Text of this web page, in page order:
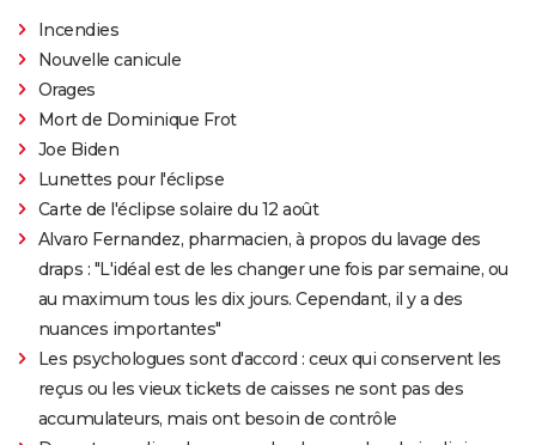
Incendies
Nouvelle canicule
Orages
Mort de Dominique Frot
Joe Biden
Lunettes pour l'éclipse
Carte de l'éclipse solaire du 12 août
Alvaro Fernandez, pharmacien, à propos du lavage des
draps : "L'idéal est de les changer une fois par semaine, ou
au maximum tous les dix jours. Cependant, il y a des
nuances importantes"
Les psychologues sont d'accord : ceux qui conservent les
reçus ou les vieux tickets de caisses ne sont pas des
accumulateurs, mais ont besoin de contrôle